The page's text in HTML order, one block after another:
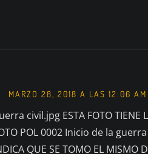
MARZO 28, 2018 A LAS 12:06 AM
civil.jpg ESTA FOTO TIENE
POL 0002 Inicio de la
QUE SE TOMO EL MISMO